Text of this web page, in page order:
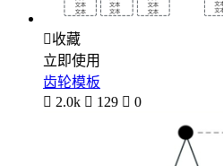
收藏
立即使用
齿轮模板
 2.0k  129  0